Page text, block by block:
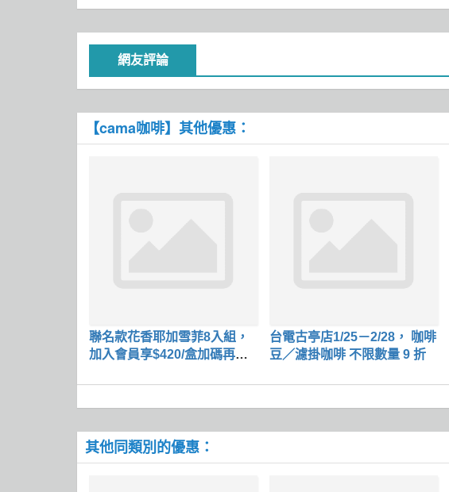
網友評論
【cama咖啡】其他優惠：
聯名款花香耶加雪菲8入組，
加入會員享$420/盒加碼再贈5
台電古亭店1/25－2/28， 咖啡
豆／濾掛咖啡 不限數量 9 折
其他同類別的優惠：